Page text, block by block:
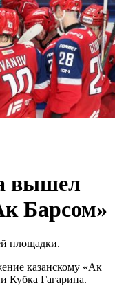
вышел
Барсом»
площадки.
казанскому «Ак
Кубка Гагарина.